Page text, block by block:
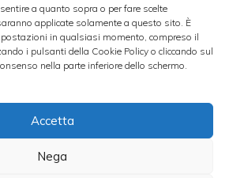
a quanto sopra o per fare scelte
applicate solamente a questo sito. È
in qualsiasi momento, compreso il
i pulsanti della Cookie Policy o cliccando sul
nella parte inferiore dello schermo.
Accetta
Nega
poi. Il tasso di cambio
sta evidenziando una
delle quotazioni a partire
, il cambio ha sperimentato
dei prezzi.